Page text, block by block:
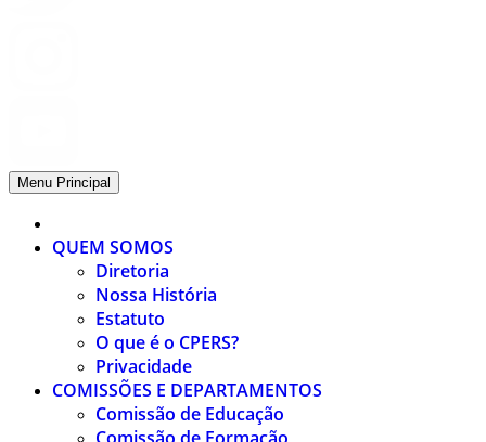
Menu Principal
QUEM SOMOS
Diretoria
Nossa História
Estatuto
O que é o CPERS?
Privacidade
COMISSÕES E DEPARTAMENTOS
Comissão de Educação